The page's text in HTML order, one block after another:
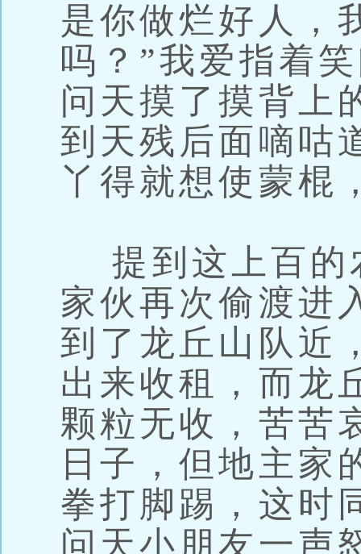
是你做烂好人，
吗？”我爱指着
问天摸了摸背上
到天残后面嘀咕
丫得就想使蒙棍
提到这上百的
家伙再次偷渡进
到了龙丘山队近
出来收租，而龙
颗粒无收，苦苦
日子，但地主家
拳打脚踢，这时
问天小朋友一声